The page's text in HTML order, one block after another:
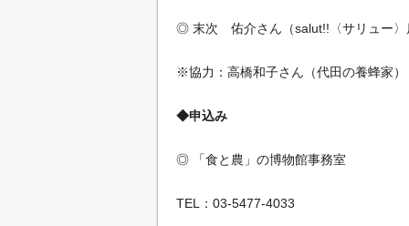
◎ 末次 佑介さん（salut!!〈サリュー〉
※協力：高橋和子さん（代田の養蜂家）
◆申込み
◎ 「食と農」の博物館事務室
TEL：03-5477-4033